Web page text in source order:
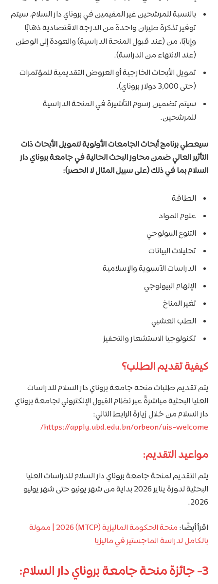
بالنسبة للمرشحين غير المقيمين في بروناي دار السلام، سيتم
توفير تذكرة طيران واحدة من الدرجة الاقتصادية ذهابًا
وإيابًا، من (عند قبول المنحة الدراسية) والعودة إلى الوطن
(عند الانتهاء من الدراسة).
تمويل الأبحاث الخارجية أو العروض التقديمية للمؤتمرات
(حتى 3,000 دولار بروناي).
سيتم تضمين رسوم التأشيرة في المنحة الدراسية
للمرشحين.
سيعطي برنامج أبحاث الجامعات الأولوية لتمويل الأبحاث ذات
التأثير العالي ضمن محاور البحث الحالية في جامعة بروناي دار
السلام بما في ذلك (على سبيل المثال لا الحصر):
الطاقة
علوم المواد
التنوع البيولوجي
تحليلات البيانات
الدراسات الآسيوية والإسلامية
الإلهام البيولوجي
تغير المناخ
الطب العشبي
تكنولوجيا الاستشعار والتحفيز
كيفية تقديم الطلب؟
يتم تقديم طلبات منحة جامعة بروناي دار السلام للدراسات
العليا البحثية مباشرةً عبر نظام القبول الإلكتروني لجامعة بروناي
دار السلام من خلال زيارة الرابط التالي:
https://apply.ubd.edu.bn/orbeon/uis-welcome/
مواعيد التقديم:
يتم التقديم لمنحة جامعة بروناي دار السلام للدراسات العليا
البحثية لدورة يناير 2026 بداية من شهر يونيو حتى شهر يوليو
2026.
اقرأ أيضًا:
منحة الحكومة الماليزية (MTCP) 2026 | ممولة
بالكامل لدراسة الماجستير في ماليزيا
3- جائزة منحة جامعة بروناي دار السلام: